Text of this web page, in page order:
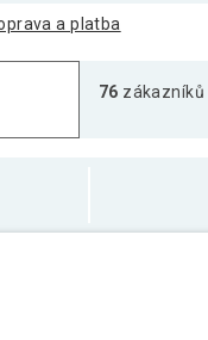
a platba
76